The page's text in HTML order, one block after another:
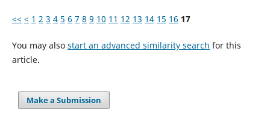
<< < 1 2 3 4 5 6 7 8 9 10 11 12 13 14 15 16 17
You may also start an advanced similarity search for this
article.
Make a Submission